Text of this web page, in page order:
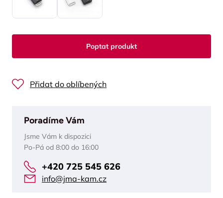
Poptat produkt
Přidat do oblíbených
Poradíme Vám
Jsme Vám k dispozici
Po-Pá od 8:00 do 16:00
+420 725 545 626
info@jma-kam.cz